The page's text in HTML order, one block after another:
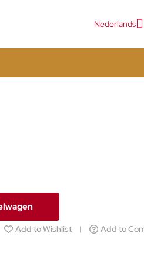
Nederlands
Add to Wishlist Add to